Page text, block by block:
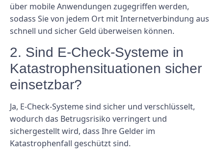
über mobile Anwendungen zugegriffen werden,
sodass Sie von jedem Ort mit Internetverbindung aus
schnell und sicher Geld überweisen können.
2. Sind E-Check-Systeme in
Katastrophensituationen sicher
einsetzbar?
Ja, E-Check-Systeme sind sicher und verschlüsselt,
wodurch das Betrugsrisiko verringert und
sichergestellt wird, dass Ihre Gelder im
Katastrophenfall geschützt sind.